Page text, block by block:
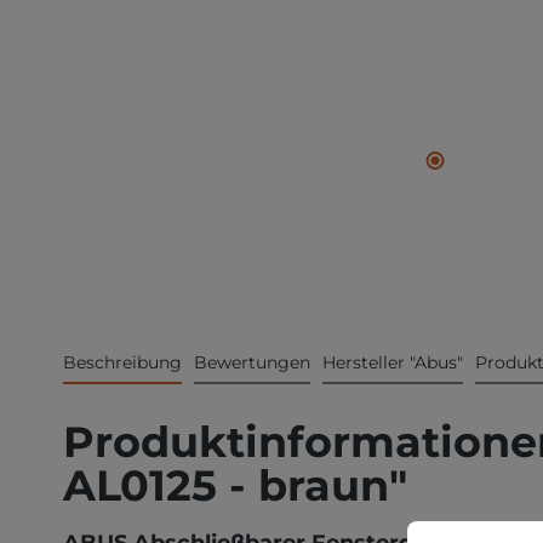
Beschreibung Bewertungen Hersteller "Abus"
AL0125 - braun"
Cookie-
Diese Website